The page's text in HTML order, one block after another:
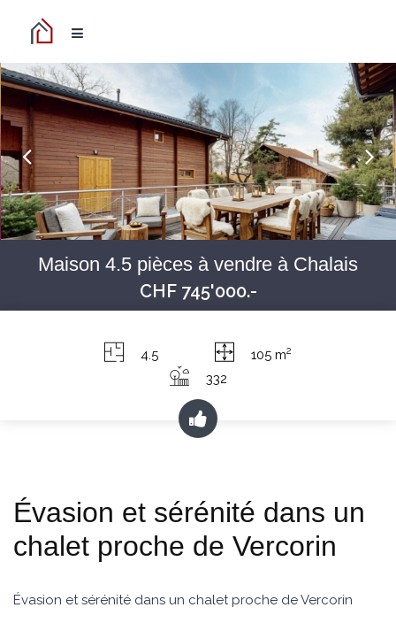
Maison 4.5 pièces à vendre à Chalais
CHF 745'000.-
4.5 105 m2
332
Évasion et sérénité dans un
chalet proche de Vercorin
Évasion et sérénité dans un chalet proche de Vercorin